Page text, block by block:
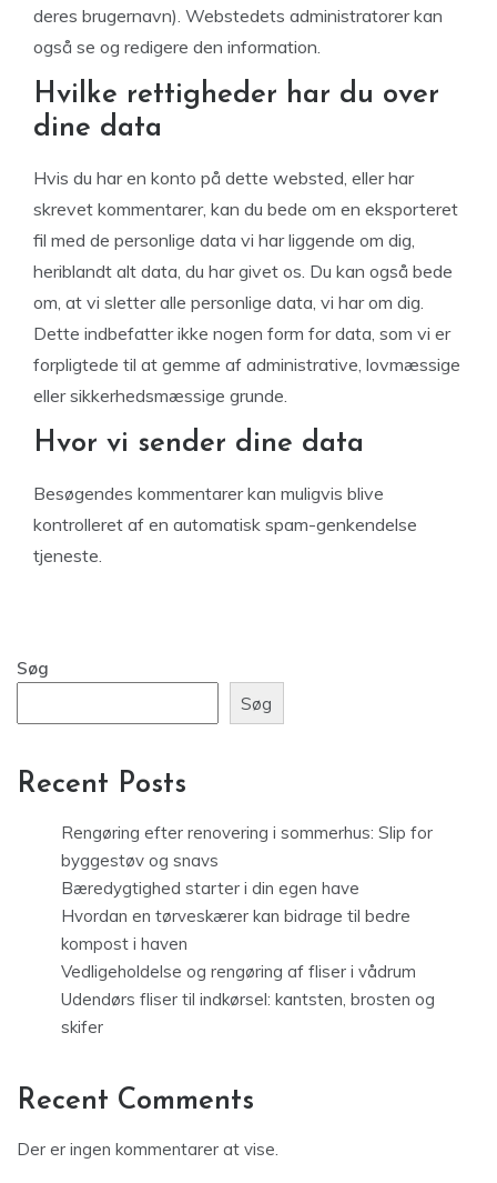
deres brugernavn). Webstedets administratorer kan
også se og redigere den information.
Hvilke rettigheder har du over
dine data
Hvis du har en konto på dette websted, eller har
skrevet kommentarer, kan du bede om en eksporteret
fil med de personlige data vi har liggende om dig,
heriblandt alt data, du har givet os. Du kan også bede
om, at vi sletter alle personlige data, vi har om dig.
Dette indbefatter ikke nogen form for data, som vi er
forpligtede til at gemme af administrative, lovmæssige
eller sikkerhedsmæssige grunde.
Hvor vi sender dine data
Besøgendes kommentarer kan muligvis blive
kontrolleret af en automatisk spam-genkendelse
tjeneste.
Søg
Søg
Recent Posts
Rengøring efter renovering i sommerhus: Slip for
byggestøv og snavs
Bæredygtighed starter i din egen have
Hvordan en tørveskærer kan bidrage til bedre
kompost i haven
Vedligeholdelse og rengøring af fliser i vådrum
Udendørs fliser til indkørsel: kantsten, brosten og
skifer
Recent Comments
Der er ingen kommentarer at vise.